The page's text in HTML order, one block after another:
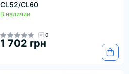
CL52/CL60
В наличии
0
1 702 грн